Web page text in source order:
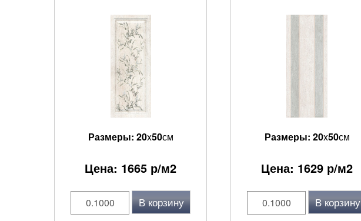
Размеры: 20x50см
Цена: 1665 р/м2
В корзину
Размеры: 20x50см
Цена: 1629 р/м2
В корзину